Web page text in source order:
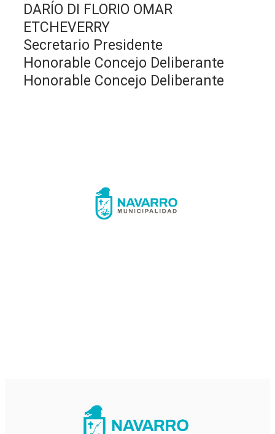
DARÍO DI FLORIO OMAR
ETCHEVERRY
Secretario Presidente
Honorable Concejo Deliberante
Honorable Concejo Deliberante